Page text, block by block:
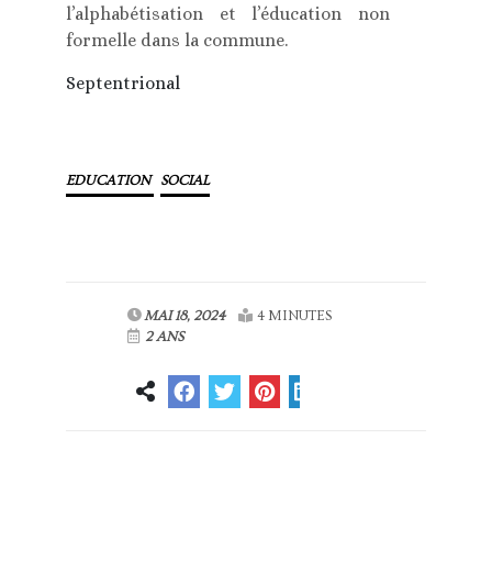
l’alphabétisation et l’éducation non
formelle dans la commune.
Septentrional
EDUCATION SOCIAL
MAI 18, 2024
4 MINUTES
2 ANS